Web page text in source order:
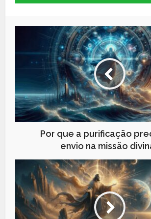
Por que a purificação
envio na missão